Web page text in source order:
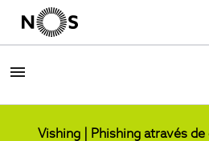
Vishing | Phishing através de